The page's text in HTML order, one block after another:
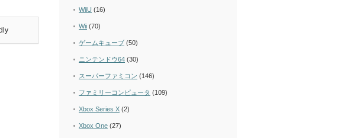
WiiU (16)
Wii (70)
ゲームキューブ (50)
ニンテンドウ64 (30)
スーパーファミコン (146)
ファミリーコンピュータ (109)
Xbox Series X (2)
Xbox One (27)